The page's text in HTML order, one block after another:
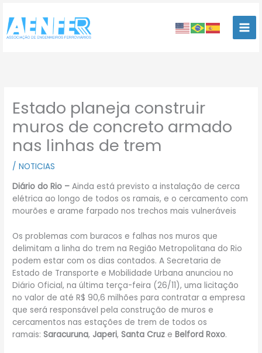
para
conteúdo
Estado planeja construir
muros de concreto armado
nas linhas de trem
/NOTICIAS
Diário do Rio – Ainda está previsto a instalação de cerca
elétrica ao longo de todos os ramais, e o cercamento com
mourões e arame farpado nos trechos mais vulneráveis
Os problemas com buracos e falhas nos muros que
delimitam a linha do trem na Região Metropolitana do Rio
podem estar com os dias contados. A Secretaria de
Estado de Transporte e Mobilidade Urbana anunciou no
Diário Oficial, na última terça-feira (26/11), uma licitação
no valor de até R$ 90,6 milhões para contratar a empresa
que será responsável pela construção de muros e
cercamentos nas estações de trem de todos os
ramais:Saracuruna, Japeri,Santa Cruz eBelford Roxo.